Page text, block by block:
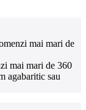
mai mari de
mai mari de 360
agabaritic sau